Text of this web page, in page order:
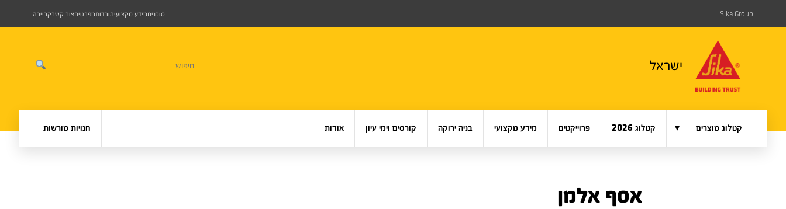
Sika Group סוכניםמידע מקצועיהורדותמפרטיםצור קשרקריירה
ישראל
קטלוג מוצרים ▾ קטלוג 2026 פרוייקטים מידע מקצועי בניה ירוקה קורסים וימי עיון אודות חנויות מורשות
אסף אלמן